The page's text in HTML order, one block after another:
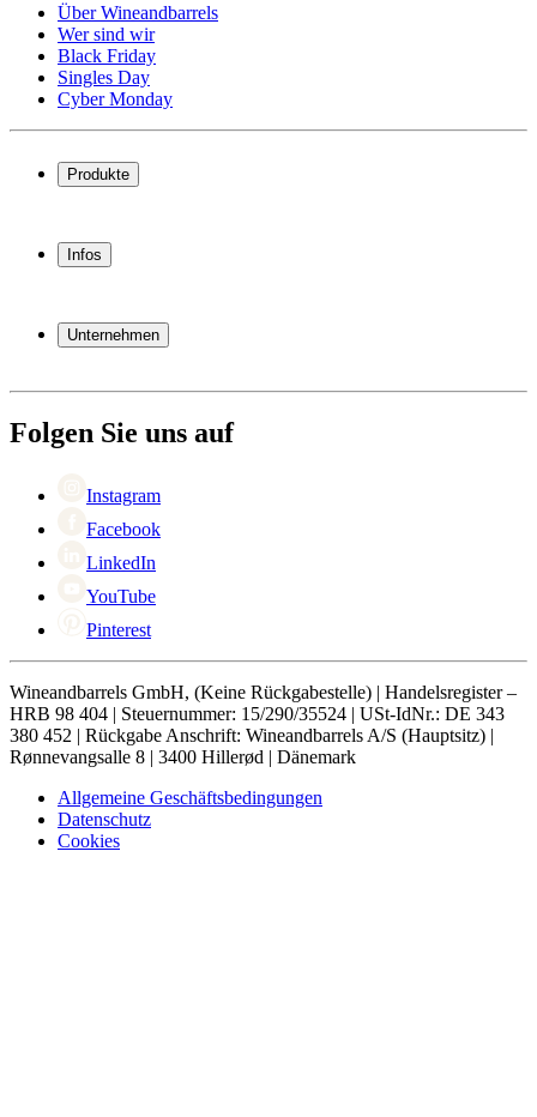
Über Wineandbarrels
Wer sind wir
Black Friday
Singles Day
Cyber Monday
Produkte
Weinregal
Weinmöbel
Infos
Garantie
Bezahlung
Rückgabe
Unternehmen
Black Friday
Singles Day
Folgen Sie uns auf
Instagram
Facebook
LinkedIn
YouTube
Pinterest
Wineandbarrels GmbH, (Keine Rückgabestelle) | Handelsregister –
HRB 98 404 | Steuernummer: 15/290/35524 | USt-IdNr.: DE 343
380 452 | Rückgabe Anschrift: Wineandbarrels A/S (Hauptsitz) |
Rønnevangsalle 8 | 3400 Hillerød | Dänemark
Allgemeine Geschäftsbedingungen
Datenschutz
Cookies